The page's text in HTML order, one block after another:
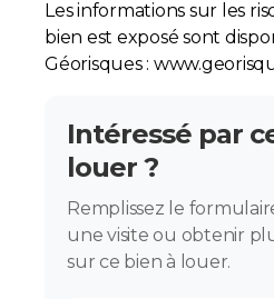
Les informations sur les
bien est exposé sont
Géorisques :
Intéressé par
louer ?
Remplissez le
une visite ou obtenir
sur ce bien à louer.